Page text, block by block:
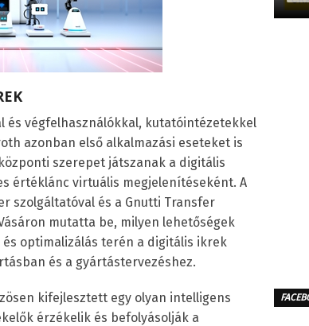
és végfelhasználókkal, kutatóintézetekkel
azonban első alkalmazási eseteket is
szerepet játszanak a digitális
értéklánc virtuális megjelenítéseként. A
szolgáltatóval és a Gnutti Transfer
mutatta be, milyen lehetőségek
optimalizálás terén a digitális ikrek
és a gyártástervezéshez.
kifejlesztett egy olyan intelligens
érzékelik és befolyásolják a